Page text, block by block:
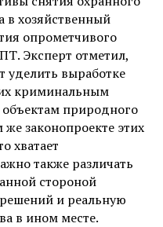
в хозяйственный
опрометчивого
Эксперт отметил,
уделить выработке
криминальным
природного
законопроекте этих
хватает
также различать
стороной
и реальную
в ином месте.